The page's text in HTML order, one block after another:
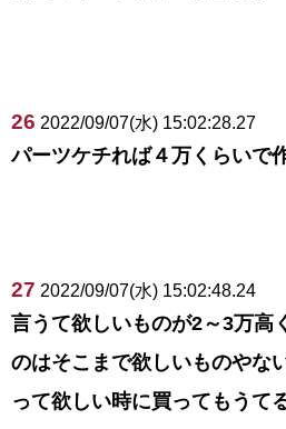
26 2022/09/07(水) 15:02:28.27
パーツケチれば４万くらいで
27 2022/09/07(水) 15:02:48.24
言うて欲しいものが2～3万高
のはそこまで欲しいものやな
って欲しい時に買ってもうて